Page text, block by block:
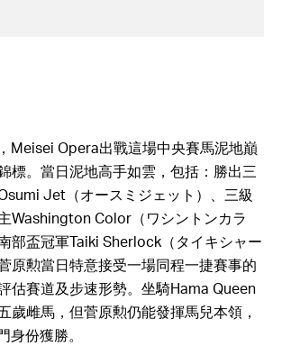
Meisei Opera出戰這場中央賽馬泥地巔
。當日泥地高手如雲，包括：勝出三
Jet（オースミジェット）、三級
Washington Color（ワシントンカラ
部盃冠軍Taiki Sherlock（タイキシャー
原勲當日特意接受一場同程一捷賽事的
估賽道及步速形勢。坐騎Hama Queen
歲雌馬，但菅原勲仍能發揮馬兒本領，
身份獲勝。